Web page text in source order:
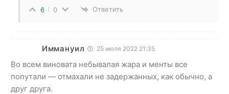
6 0 Ответить
Иммануил 25 июля 2022 21:35
Во всем виновата небывалая жара и менты все
попутали — отмахали не задержанных, как обычно, а
друг друга.